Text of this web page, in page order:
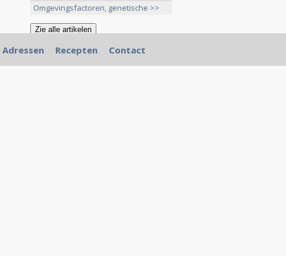
Omgevingsfactoren, genetische >>
Adressen Recepten Contact